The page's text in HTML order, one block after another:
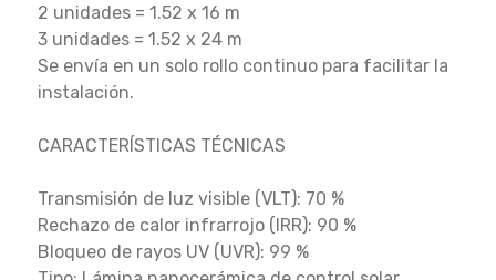
2 unidades = 1.52 x 16 m
3 unidades = 1.52 x 24 m
Se envía en un solo rollo continuo para facilitar la
instalación.
CARACTERÍSTICAS TÉCNICAS
Transmisión de luz visible (VLT): 70 %
Rechazo de calor infrarrojo (IRR): 90 %
Bloqueo de rayos UV (UVR): 99 %